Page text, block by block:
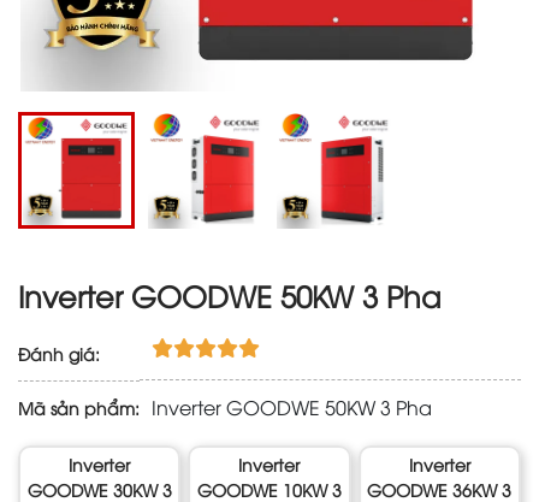
Inverter GOODWE 50KW 3 Pha
Đánh giá:
Mã sản phẩm: Inverter GOODWE 50KW 3 Pha
Inverter
GOODWE 30KW 3
Inverter
GOODWE 10KW 3
Inverter
GOODWE 36KW 3